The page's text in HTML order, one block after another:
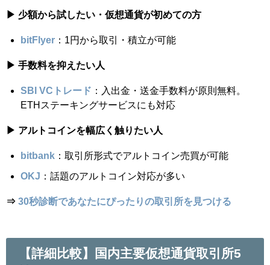
▶ 少額から試したい・仮想通貨が初めての方
bitFlyer ：1円から取引・積立が可能
▶ 手数料を抑えたい人
SBI VCトレード ：入出金・送金手数料が原則無料。
ETHステーキングサービスにも対応
▶ アルトコインを幅広く触りたい人
bitbank ：取引所形式でアルトコイン売買が可能
OKJ ：話題のアルトコイン対応が多い
⇒ 30秒診断であなたにぴったりの取引所を見つける
【詳細比較】国内主要仮想通貨取引所5